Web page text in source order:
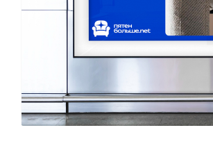
Егор Чулкин